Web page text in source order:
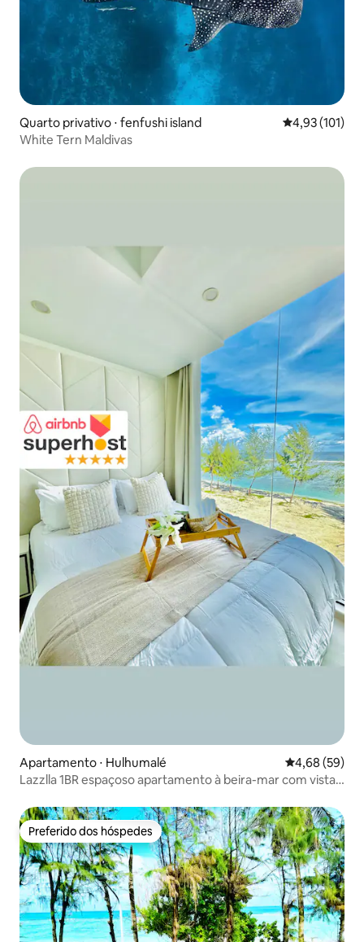
Quarto privativo ⋅ fenfushi island 4,93 de uma
4,93 (101)
White Tern Maldivas
Apartamento ⋅ Hulhumalé 4,68 de uma
4,68 (59)
Lazzlla 1BR espaçoso apartamento à beira-mar com vista
Preferido dos hóspedes
Preferido dos hóspedes